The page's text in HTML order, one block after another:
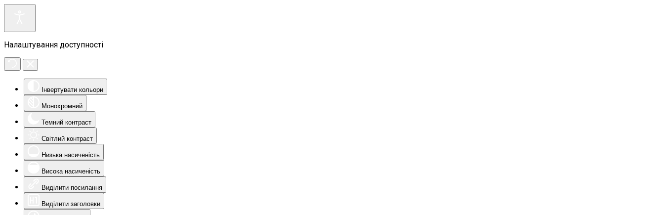
Налаштування доступності
Інвертувати кольори
Монохромний
Темний контраст
Світлий контраст
Низька насиченість
Висока насиченість
Виділити посилання
Виділити заголовки